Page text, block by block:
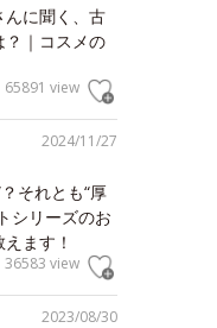
んに聞く、古
？｜コスメの
65891 view
2024/11/27
それとも“厚
シリーズのお
ます！
36583 view
2023/08/30